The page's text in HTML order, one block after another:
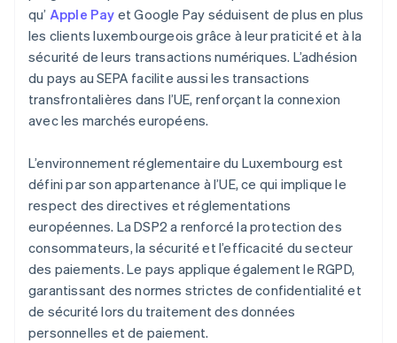
qu’ Apple Pay et Google Pay séduisent de plus en plus
les clients luxembourgeois grâce à leur praticité et à la
sécurité de leurs transactions numériques. L’adhésion
du pays au SEPA facilite aussi les transactions
transfrontalières dans l’UE, renforçant la connexion
avec les marchés européens.
L’environnement réglementaire du Luxembourg est
défini par son appartenance à l’UE, ce qui implique le
respect des directives et réglementations
européennes. La DSP2 a renforcé la protection des
consommateurs, la sécurité et l’efficacité du secteur
des paiements. Le pays applique également le RGPD,
garantissant des normes strictes de confidentialité et
de sécurité lors du traitement des données
personnelles et de paiement.